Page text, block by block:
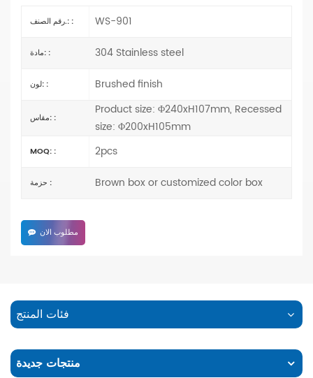
رقم الصنف.: : WS-901
مادة: : 304 Stainless steel
لون: : Brushed finish
مقاس: :
Product size: Φ240xH107mm, Recessed
size: Φ200xH105mm
MOQ: : 2pcs
حزمة : Brown box or customized color box
مطلوب الان
فئات المنتج
منتجات جديدة